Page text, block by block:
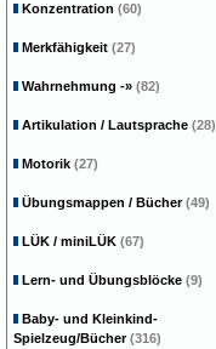
Konzentration (60)
Merkfähigkeit (27)
Wahrnehmung -» (82)
Artikulation / Lautsprache (28)
Motorik (27)
Übungsmappen / Bücher(49)
LÜK / miniLÜK (67)
Lern- und Übungsblöcke (9)
Baby- und Kleinkind-
Spielzeug/Bücher(316)